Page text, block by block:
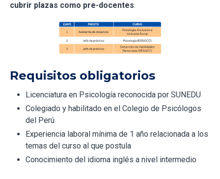
cubrir plazas como pre-docentes.
Requisitos obligatorios
Licenciatura en Psicología reconocida por SUNEDU
Colegiado y habilitado en el Colegio de Psicólogos
del Perú
Experiencia laboral mínima de 1 año relacionada a los
temas del curso al que postula
Conocimiento del idioma inglés a nivel intermedio